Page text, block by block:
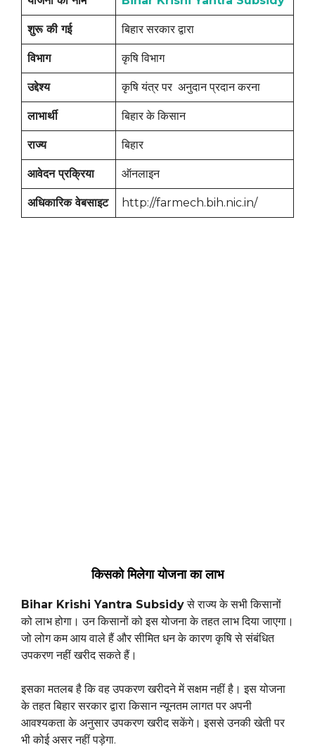
शुरू की गई बिहार सरकार द्वारा
विभाग कृषि विभाग
उद्देश्य कृषि यंत्र पर अनुदान प्रदान करना
लाभार्थी बिहार के किसान
राज्य बिहार
आवेदन प्रक्रिया ऑनलाइन
अधिकारिक वेबसाइट http://farmech.bih.nic.in/
किसको मिलेगा योजना का लाभ
Bihar Krishi Yantra Subsidyसे राज्य के सभी किसानों
को लाभ होगा। उन किसानों को इस योजना के तहत लाभ दिया जाएगा।
जो लोग कम आय वाले हैं और सीमित धन के कारण कृषि से संबंधित
उपकरण नहीं खरीद सकते हैं।
इसका मतलब है कि वह उपकरण खरीदने में सक्षम नहीं है। इस योजना
के तहत बिहार सरकार द्वारा किसान न्यूनतम लागत पर अपनी
आवश्यकता के अनुसार उपकरण खरीद सकेंगे। इससे उनकी खेती पर
भी कोई असर नहीं पड़ेगा.